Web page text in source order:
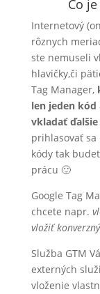
Čo
Internetový
rôznych
ste nemuseli
hlavičky,či
Tag Manager,
len jeden kód
vkladať
prihlasovať sa
kódy tak
prácu 🙂
Google Tag
chcete napr.
vložiť
Služba GTM
externých
vloženie